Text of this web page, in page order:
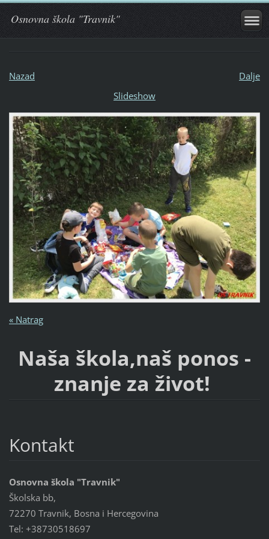
Osnovna škola "Travnik"
Nazad
Dalje
Slideshow
« Natrag
Naša škola,naš ponos -
znanje za život!
Kontakt
Osnovna škola "Travnik"
Školska bb,
72270 Travnik, Bosna i Hercegovina
Tel: +38730518697